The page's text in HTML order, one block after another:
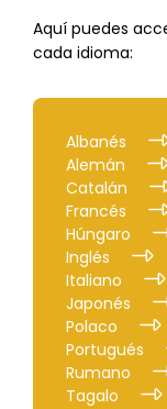
Aquí puedes
cada idioma:
Albanés
Alemán
Catalán
Francés
Húngaro
Inglés
Italiano
Japonés
Polaco
Portugués
Rumano
Tagalo